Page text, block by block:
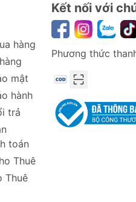
hàng
mật
hành
trả
toán
Thuê
Thuê
Kết nối với
Phương thức